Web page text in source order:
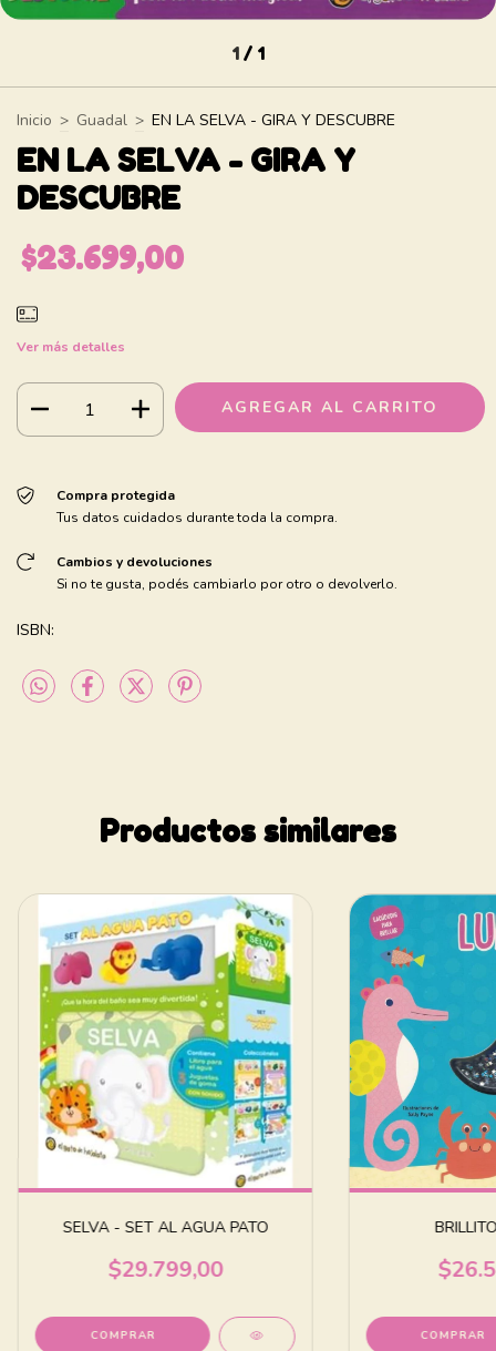
1 / 1
Inicio > Guadal > EN LA SELVA - GIRA Y DESCUBRE
EN LA SELVA - GIRA Y
DESCUBRE
$23.699,00
Ver más detalles
Compra protegida
Tus datos cuidados durante toda la compra.
Cambios y devoluciones
Si no te gusta, podés cambiarlo por otro o devolverlo.
ISBN:
Productos similares
SELVA - SET AL AGUA PATO
$29.799,00